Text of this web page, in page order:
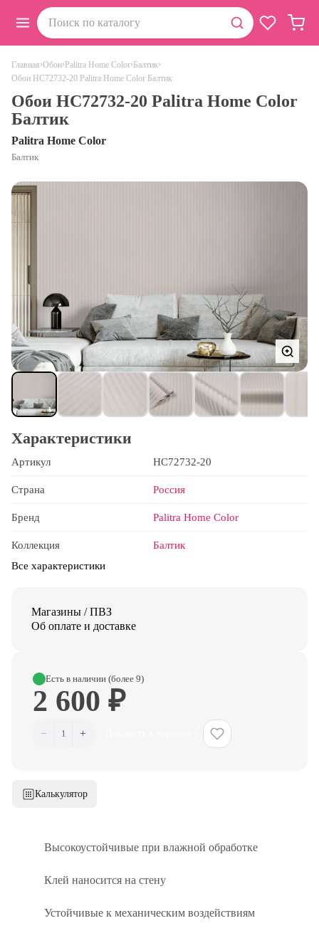
Главная›Обои› Palitra Home Color› Балтик›
Обои HC72732-20 Palitra Home Color Балтик
Обои HC72732-20 Palitra Home Color
Балтик
Palitra Home Color
Балтик
Характеристики
Артикул HC72732-20
Страна Россия
Бренд Palitra Home Color
Коллекция
Балтик
Все характеристики
Магазины / ПВЗ
Об оплате и доставке
Есть в наличии (более 9)
2 600 ₽
− 1 +
Калькулятор
Высокоустойчивые при влажной обработке
Клей наносится на стену
Устойчивые к механическим воздействиям